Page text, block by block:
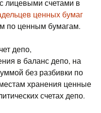
лицевыми счетами в
ценных бумаг
по ценным бумагам.
депо,
в баланс депо, на
без разбивки по
хранения ценные
счетах депо.